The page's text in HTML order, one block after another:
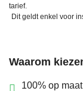
tarief.
Dit geldt enkel voor
Waarom
100% op